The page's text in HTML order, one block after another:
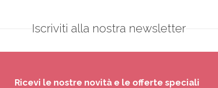
Iscriviti alla nostra newsletter
Ricevi le nostre novità e le offerte speciali